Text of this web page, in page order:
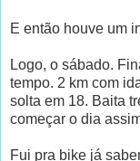
E então houve um
Logo, o sábado.
tempo. 2 km com
solta em 18. Baita
começar o dia
Fui pra bike já